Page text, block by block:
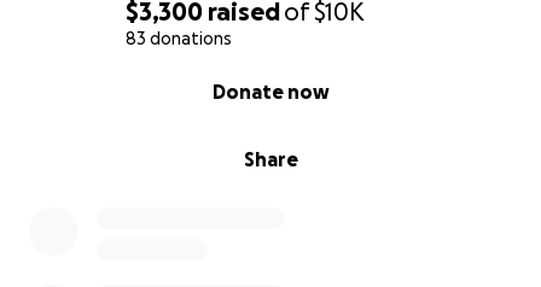
$3,300 raisedof$10K
83 donations
Share
Donate now
help counts and will be deeply appreciated.
will overcome. Thank you for your kindness and for